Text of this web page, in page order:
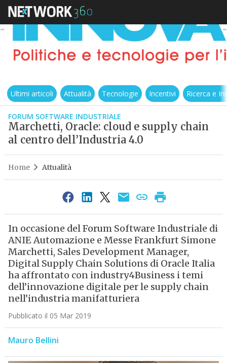
Ultimi articoli Attualità Tecnologie Incentivi Ricerca e
FORUM SOFTWARE INDUSTRIALE
Marchetti, Oracle: cloud e supply chain
al centro dell’Industria 4.0
Home Attualità
In occasione del Forum Software Industriale di
ANIE Automazione e Messe Frankfurt Simone
Marchetti, Sales Development Manager,
Digital Supply Chain Solutions di Oracle Italia
ha affrontato con industry4Business i temi
dell’innovazione digitale per le supply chain
nell’industria manifatturiera
Pubblicato il 05 Mar 2019
Mauro Bellini